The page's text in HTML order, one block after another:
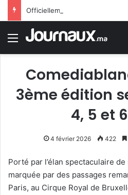
Menu
3ème édition
4, 5 et
4 février 2026 422
Porté par l’élan spectaculaire
marquée par des passages
Paris, au Cirque Royal de